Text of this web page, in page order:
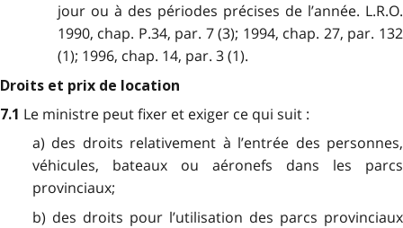
jour ou à des périodes précises de l’année. L.R.O.
1990, chap. P.34, par. 7 (3); 1994, chap. 27, par. 132
(1); 1996, chap. 14, par. 3 (1).
Droits et prix de location
7.1 Le ministre peut fixer et exiger ce qui suit :
a) des droits relativement à l’entrée des personnes,
véhicules, bateaux ou aéronefs dans les parcs
provinciaux;
b) des droits pour l’utilisation des parcs provinciaux